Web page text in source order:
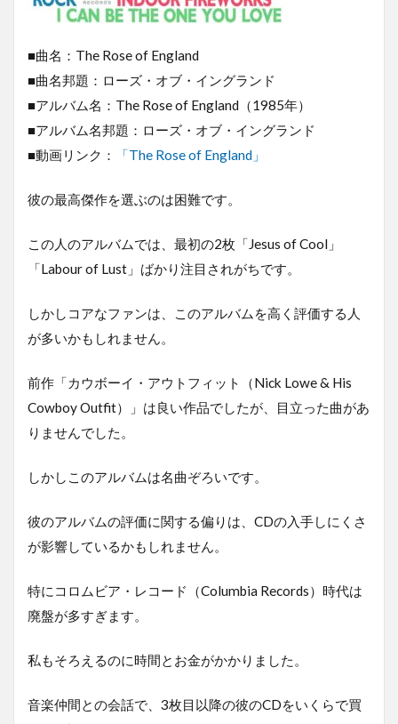
■曲名：The Rose of England
■曲名邦題：ローズ・オブ・イングランド
■アルバム名：The Rose of England（1985年）
■アルバム名邦題：ローズ・オブ・イングランド
■動画リンク：
「The Rose of England」
彼の最高傑作を選ぶのは困難です。
この人のアルバムでは、最初の2枚「Jesus of Cool」
「Labour of Lust」ばかり注目されがちです。
しかしコアなファンは、このアルバムを高く評価する人
が多いかもしれません。
前作「カウボーイ・アウトフィット（Nick Lowe & His
Cowboy Outfit）」は良い作品でしたが、目立った曲があ
りませんでした。
しかしこのアルバムは名曲ぞろいです。
彼のアルバムの評価に関する偏りは、CDの入手しにくさ
が影響しているかもしれません。
特にコロムビア・レコード（Columbia Records）時代は
廃盤が多すぎます。
私もそろえるのに時間とお金がかかりました。
音楽仲間との会話で、3枚目以降の彼のCDをいくらで買